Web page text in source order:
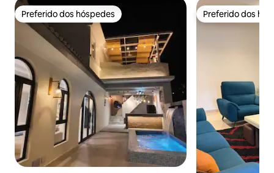
Preferido dos hóspedes
Preferido dos hóspedes Preferido dos
Preferido dos